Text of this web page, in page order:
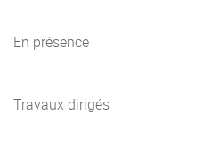
En présence
Travaux dirigés